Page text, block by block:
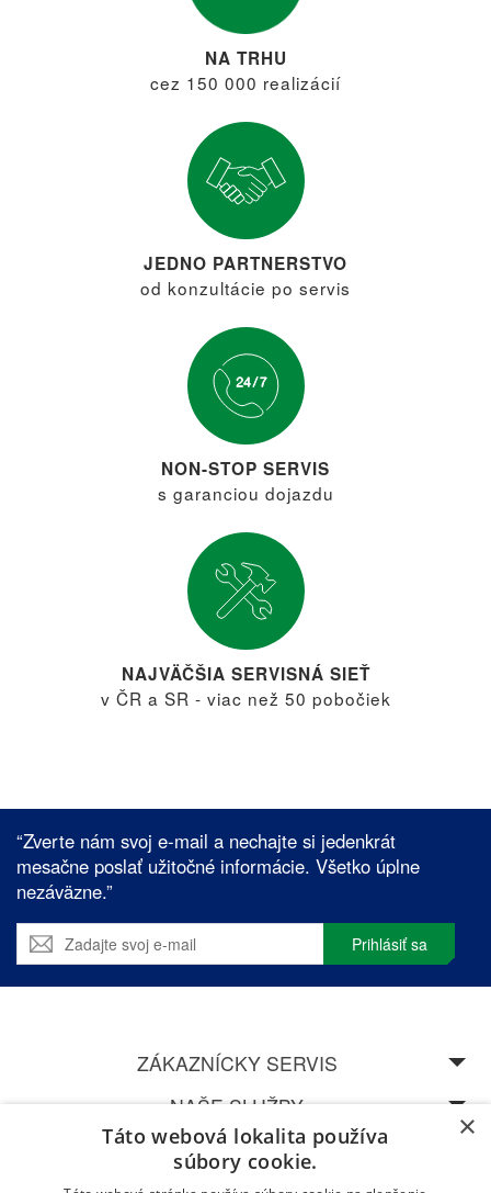
NA TRHU
cez 150 000 realizácií
JEDNO PARTNERSTVO
od konzultácie po servis
NON-STOP SERVIS
s garanciou dojazdu
NAJVÄČŠIA SERVISNÁ SIEŤ
v ČR a SR - viac než 50 pobočiek
“Zverte nám svoj e-mail a nechajte si jedenkrát
mesačne poslať užitočné informácie. Všetko úplne
nezáväzne.”
Prihlásiť sa
ZÁKAZNÍCKY SERVIS
NAŠE SLUŽBY
SPEDOS
×
Táto webová lokalita používa
súbory cookie.